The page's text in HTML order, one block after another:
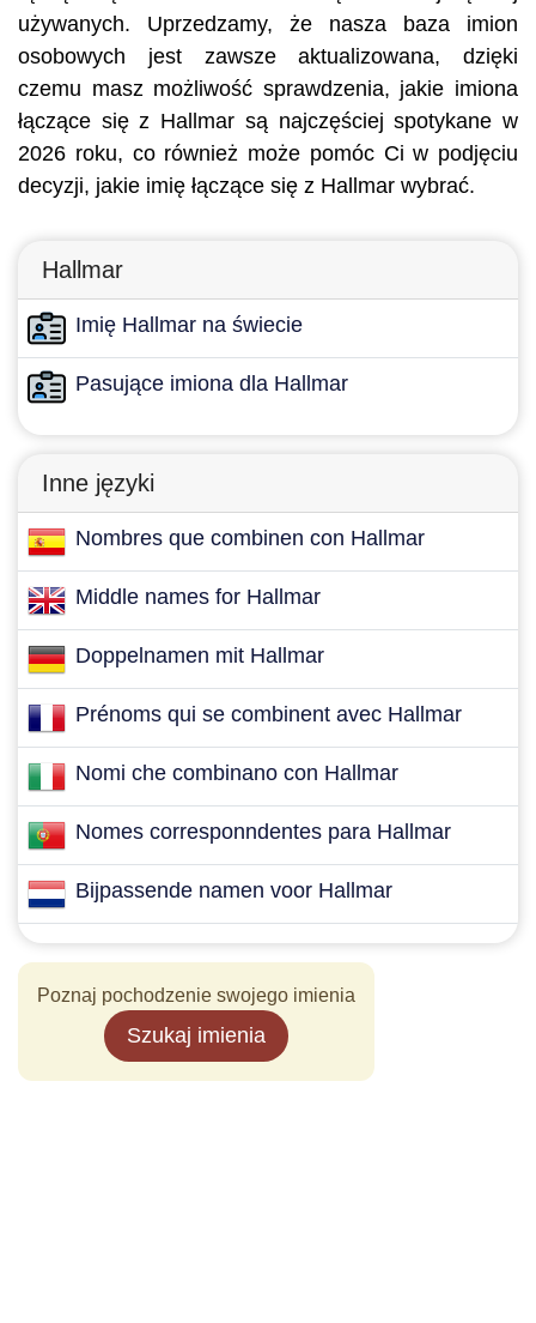
używanych. Uprzedzamy, że nasza baza imion
osobowych jest zawsze aktualizowana, dzięki
czemu masz możliwość sprawdzenia, jakie imiona
łączące się z Hallmar są najczęściej spotykane w
2026 roku, co również może pomóc Ci w podjęciu
decyzji, jakie imię łączące się z Hallmar wybrać.
Hallmar
Imię Hallmar na świecie
Pasujące imiona dla Hallmar
Inne języki
Nombres que combinen con Hallmar
Middle names for Hallmar
Doppelnamen mit Hallmar
Prénoms qui se combinent avec Hallmar
Nomi che combinano con Hallmar
Nomes corresponndentes para Hallmar
Bijpassende namen voor Hallmar
Poznaj pochodzenie swojego imienia
Szukaj imienia